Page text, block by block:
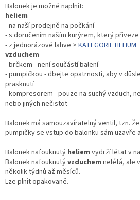
Balonek je možné naplnit:
heliem
- na naší prodejně na počkání
- s doručením naším kurýrem, který
- z jednorázové lahve > KATEGORIE HELIUM
vzduchem
- brčkem - není součástí balení
- pumpičkou - dbejte opatrnosti, aby v
prasknutí
- kompresorem - pouze na suchý vzduch,
nebo jiných nečistot
Balonek má samouzavíratelný ventil, tzn.
pumpičky se vstup do balonku sám uzavře
Balonek nafouknutý heliem vydrží létat v
Balonek nafouknutývzduchem nelétá, ale
několik týdnů až měsíců.
Lze plnit opakovaně.